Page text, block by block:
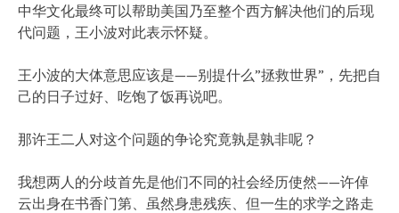
中华文化最终可以帮助美国乃至整个西方解决他们的后现
代问题，王小波对此表示怀疑。
王小波的大体意思应该是——别提什么”拯救世界”，先把自
己的日子过好、吃饱了饭再说吧。
那许王二人对这个问题的争论究竟孰是孰非呢？
我想两人的分歧首先是他们不同的社会经历使然——许倬
云出身在书香门第、虽然身患残疾、但一生的求学之路走